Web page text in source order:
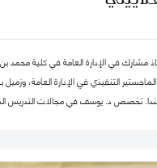
مشارك في الإدارة العامة في كلية محمد بن
التنفيذي في الإدارة العامة، وزميل
كندا. تَخصص د. يوسف في مجالات التدريس
محمد بن راشد للإدارة الحكومية، عمل